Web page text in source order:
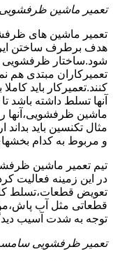
تعمیر ماشین
تعمیر ماشین های
هدف برطرف ساختن
شود.ساختار ظرفشویی
تعمیرکاران مبتدی هم
کنند.تعمیرکار باید
آنها تسلط داشته باشد
ماشین ظرفشویی،آنها
مثال تکنسین باید
و مربوط به کدام
تیم تعمیر ماشین
در این زمینه فعالیت
تعویض قطعات،تسلط
قطعاتی مثل آب
توجه به شدت آسیب
تعمیر ظرفشویی